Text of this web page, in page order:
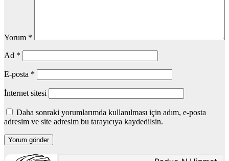
Yorum *
Ad *
E-posta *
İnternet sitesi
Daha sonraki yorumlarımda kullanılması için adım, e-posta
adresim ve site adresim bu tarayıcıya kaydedilsin.